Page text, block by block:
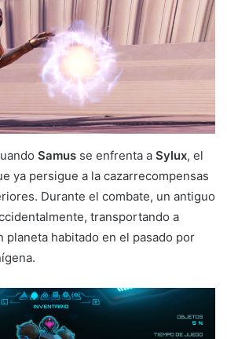
Samus se enfrenta a Sylux, el
ya persigue a la cazarrecompensas
Durante el combate, un antiguo
transportando a
planeta habitado en el pasado por